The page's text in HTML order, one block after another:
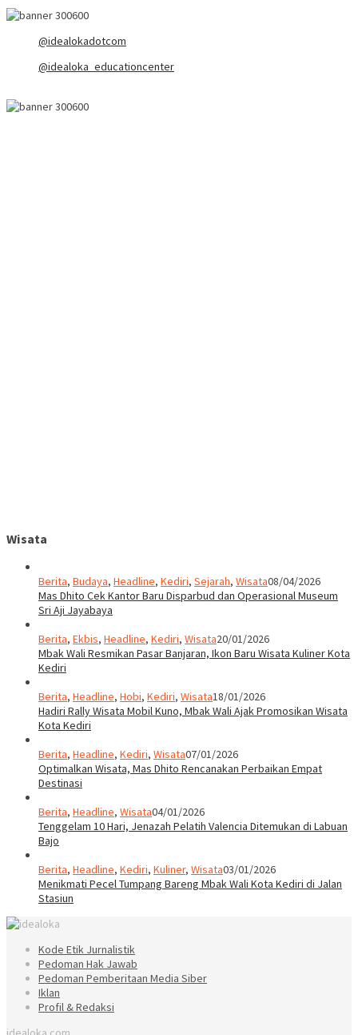
@idealokadotcom
@idealoka_educationcenter
Wisata
Berita, Budaya, Headline, Kediri, Sejarah, Wisata08/04/2026
Mas Dhito Cek Kantor Baru Disparbud dan Operasional Museum
Sri Aji Jayabaya
Berita, Ekbis, Headline, Kediri, Wisata20/01/2026
Mbak Wali Resmikan Pasar Banjaran, Ikon Baru Wisata Kuliner Kota
Kediri
Berita, Headline, Hobi, Kediri, Wisata18/01/2026
Hadiri Rally Wisata Mobil Kuno, Mbak Wali Ajak Promosikan Wisata
Kota Kediri
Berita, Headline, Kediri, Wisata07/01/2026
Optimalkan Wisata, Mas Dhito Rencanakan Perbaikan Empat
Destinasi
Berita, Headline, Wisata04/01/2026
Tenggelam 10 Hari, Jenazah Pelatih Valencia Ditemukan di Labuan
Bajo
Berita, Headline, Kediri, Kuliner, Wisata03/01/2026
Menikmati Pecel Tumpang Bareng Mbak Wali Kota Kediri di Jalan
Stasiun
Kode Etik Jurnalistik
Pedoman Hak Jawab
Pedoman Pemberitaan Media Siber
Iklan
Profil & Redaksi